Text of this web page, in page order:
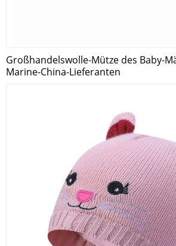
Großhandelswolle-Mütze des Baby-
Marine-China-Lieferanten